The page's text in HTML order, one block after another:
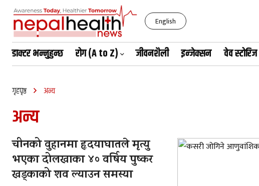
English
बिहीबार, साउन २१, २०८३
डाक्टर भन्नुहुन्छ रोग (A to Z) जीवनशैली इन्जेक्सन वेव स्टोरिज
गृहपृष्ठ अन्य
अन्य
चीनको वुहानमा हृदयाघातले मृत्यु
भएका दोलखाका ४० वर्षिय पुष्कर
खड्काको शव ल्याउन समस्या